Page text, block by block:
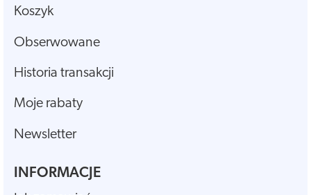
Koszyk
Obserwowane
Historia transakcji
Moje rabaty
Newsletter
INFORMACJE